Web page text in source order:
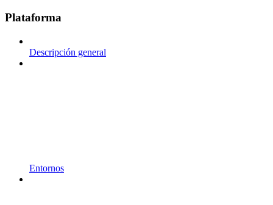
Plataforma
Descripción general
Entornos